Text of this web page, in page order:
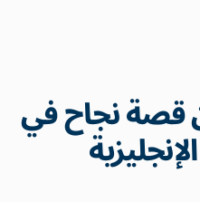
ملايين قصة نجاح في